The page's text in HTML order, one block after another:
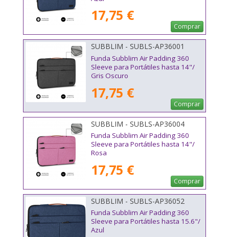
17,75 €
Comprar
SUBBLIM - SUBLS-AP36001
Funda Subblim Air Padding 360
Sleeve para Portátiles hasta 14"/
Gris Oscuro
17,75 €
Comprar
SUBBLIM - SUBLS-AP36004
Funda Subblim Air Padding 360
Sleeve para Portátiles hasta 14"/
Rosa
17,75 €
Comprar
SUBBLIM - SUBLS-AP36052
Funda Subblim Air Padding 360
Sleeve para Portátiles hasta 15.6"/
Azul